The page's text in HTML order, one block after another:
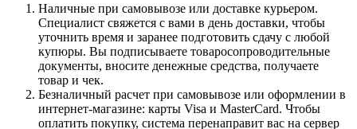
Наличные при самовывозе или доставке курьером.
Специалист свяжется с вами в день доставки, чтобы
уточнить время и заранее подготовить сдачу с любой
купюры. Вы подписываете товаросопроводительные
документы, вносите денежные средства, получаете
товар и чек.
Безналичный расчет при самовывозе или оформлении в
интернет-магазине: карты Visa и MasterCard. Чтобы
оплатить покупку, система перенаправит вас на сервер